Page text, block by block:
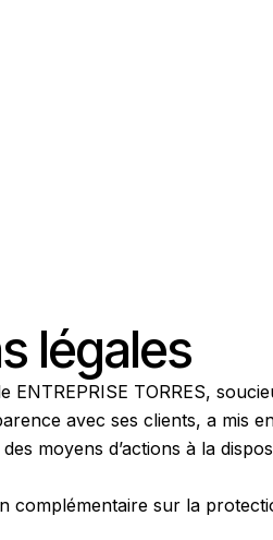
légales
ENTREPRISE TORRES,
avec ses clients, a mis
moyens d’actions à la
complémentaire sur la